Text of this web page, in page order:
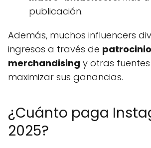
publicación.
Además, muchos influencers
ingresos a través de
merchandising y otras
maximizar sus ganancias.
¿Cuánto paga
2025?